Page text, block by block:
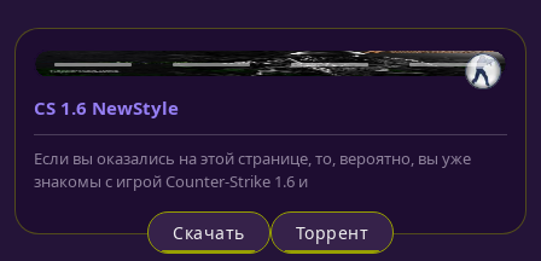
CS 1.6 NewStyle
Если вы оказались на этой странице, то, вероятно, вы уже
знакомы с игрой Counter-Strike 1.6 и
Скачать Торрент